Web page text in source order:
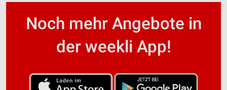
Noch mehr Angebote in
der weekli App!